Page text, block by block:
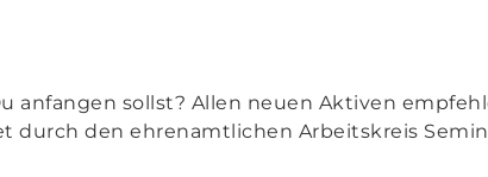
anfangen sollst? Allen neuen Aktiven
den ehrenamtlichen Arbeitskreis